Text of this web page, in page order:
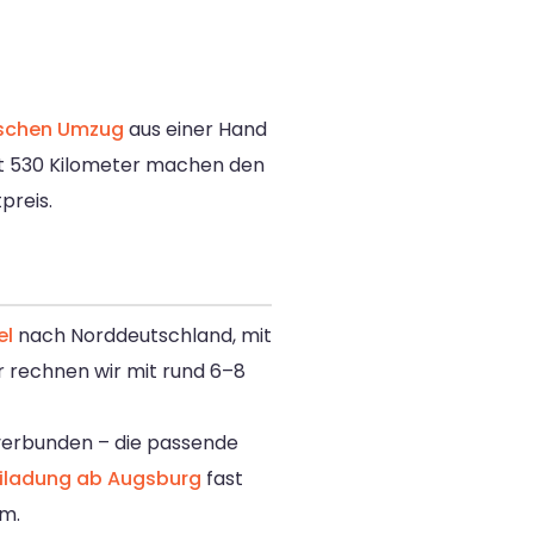
Umzug aus einer Hand
530 Kilometer machen den
nach Norddeutschland, mit
rechnen wir mit rund 6–8
– die passende
ab Augsburg fast